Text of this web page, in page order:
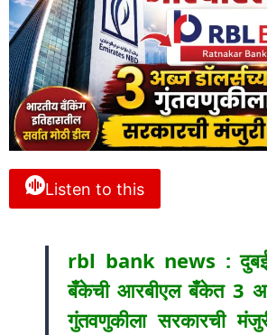
Listen to this
rbl bank news :
बँकेची आरबीएल बँकेत 3
गुंतवणुकीला सरकारची